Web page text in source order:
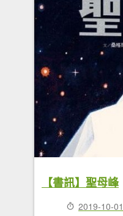
【書訊】聖母峰
2019-10-01